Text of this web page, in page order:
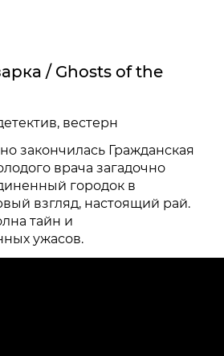
/ Ghosts of the
вестерн
закончилась Гражданская
врача загадочно
городок в
взгляд, настоящий рай.
тайн и
ужасов.